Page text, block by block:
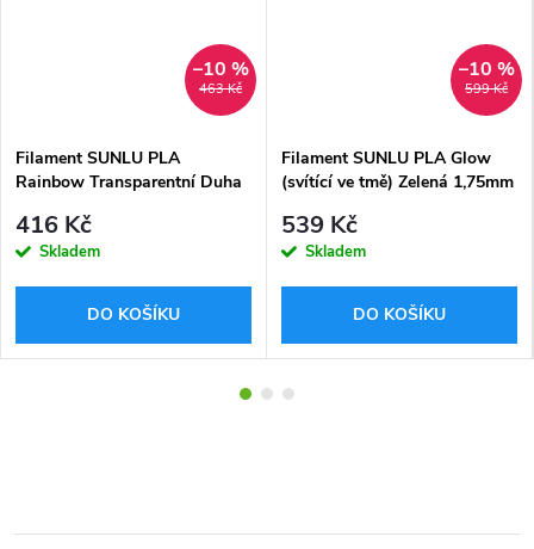
463 Kč
–10 %
Filament SUNLU PLA
Rainbow Transparentní Duha
416 Kč
Skladem
DO KOŠÍKU
599 Kč
–10 %
Filament SUNLU PLA Glow
(svítící ve tmě) Zelená 1,75mm
539 Kč
Skladem
DO KOŠÍKU